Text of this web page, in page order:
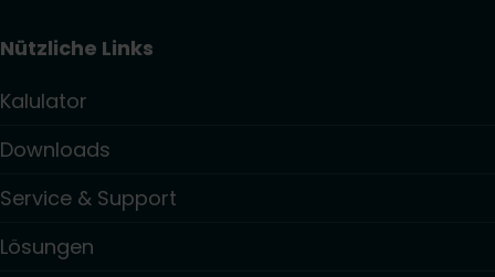
Nützliche Links
Kalulator
Downloads
Service & Support
Lösungen